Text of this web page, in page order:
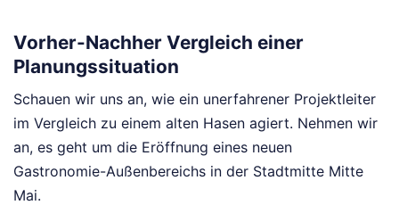
Vorher-Nachher Vergleich einer
Planungssituation
Schauen wir uns an, wie ein unerfahrener Projektleiter
im Vergleich zu einem alten Hasen agiert. Nehmen wir
an, es geht um die Eröffnung eines neuen
Gastronomie-Außenbereichs in der Stadtmitte Mitte
Mai.